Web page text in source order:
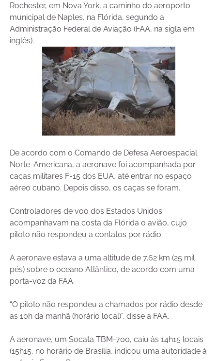
Rochester, em Nova York, a caminho do aeroporto
municipal de Naples, na Flórida, segundo a
Administração Federal de Aviação (FAA, na sigla em
inglês).
De acordo com o Comando de Defesa Aeroespacial
Norte-Americana, a aeronave foi acompanhada por
caças militares F-15 dos EUA, até entrar no espaço
aéreo cubano. Depois disso, os caças se foram.
Controladores de voo dos Estados Unidos
acompanhavam na costa da Flórida o avião, cujo
piloto não respondeu a contatos por rádio.
A aeronave estava a uma altitude de 7.62 km (25 mil
pés) sobre o oceano Atlântico, de acordo com uma
porta-voz da FAA.
“O piloto não respondeu a chamados por rádio desde
as 10h da manhã (horário local)”, disse a FAA.
A aeronave, um Socata TBM-700, caiu às 14h15 locais
(15h15, no horário de Brasília, indicou uma autoridade à